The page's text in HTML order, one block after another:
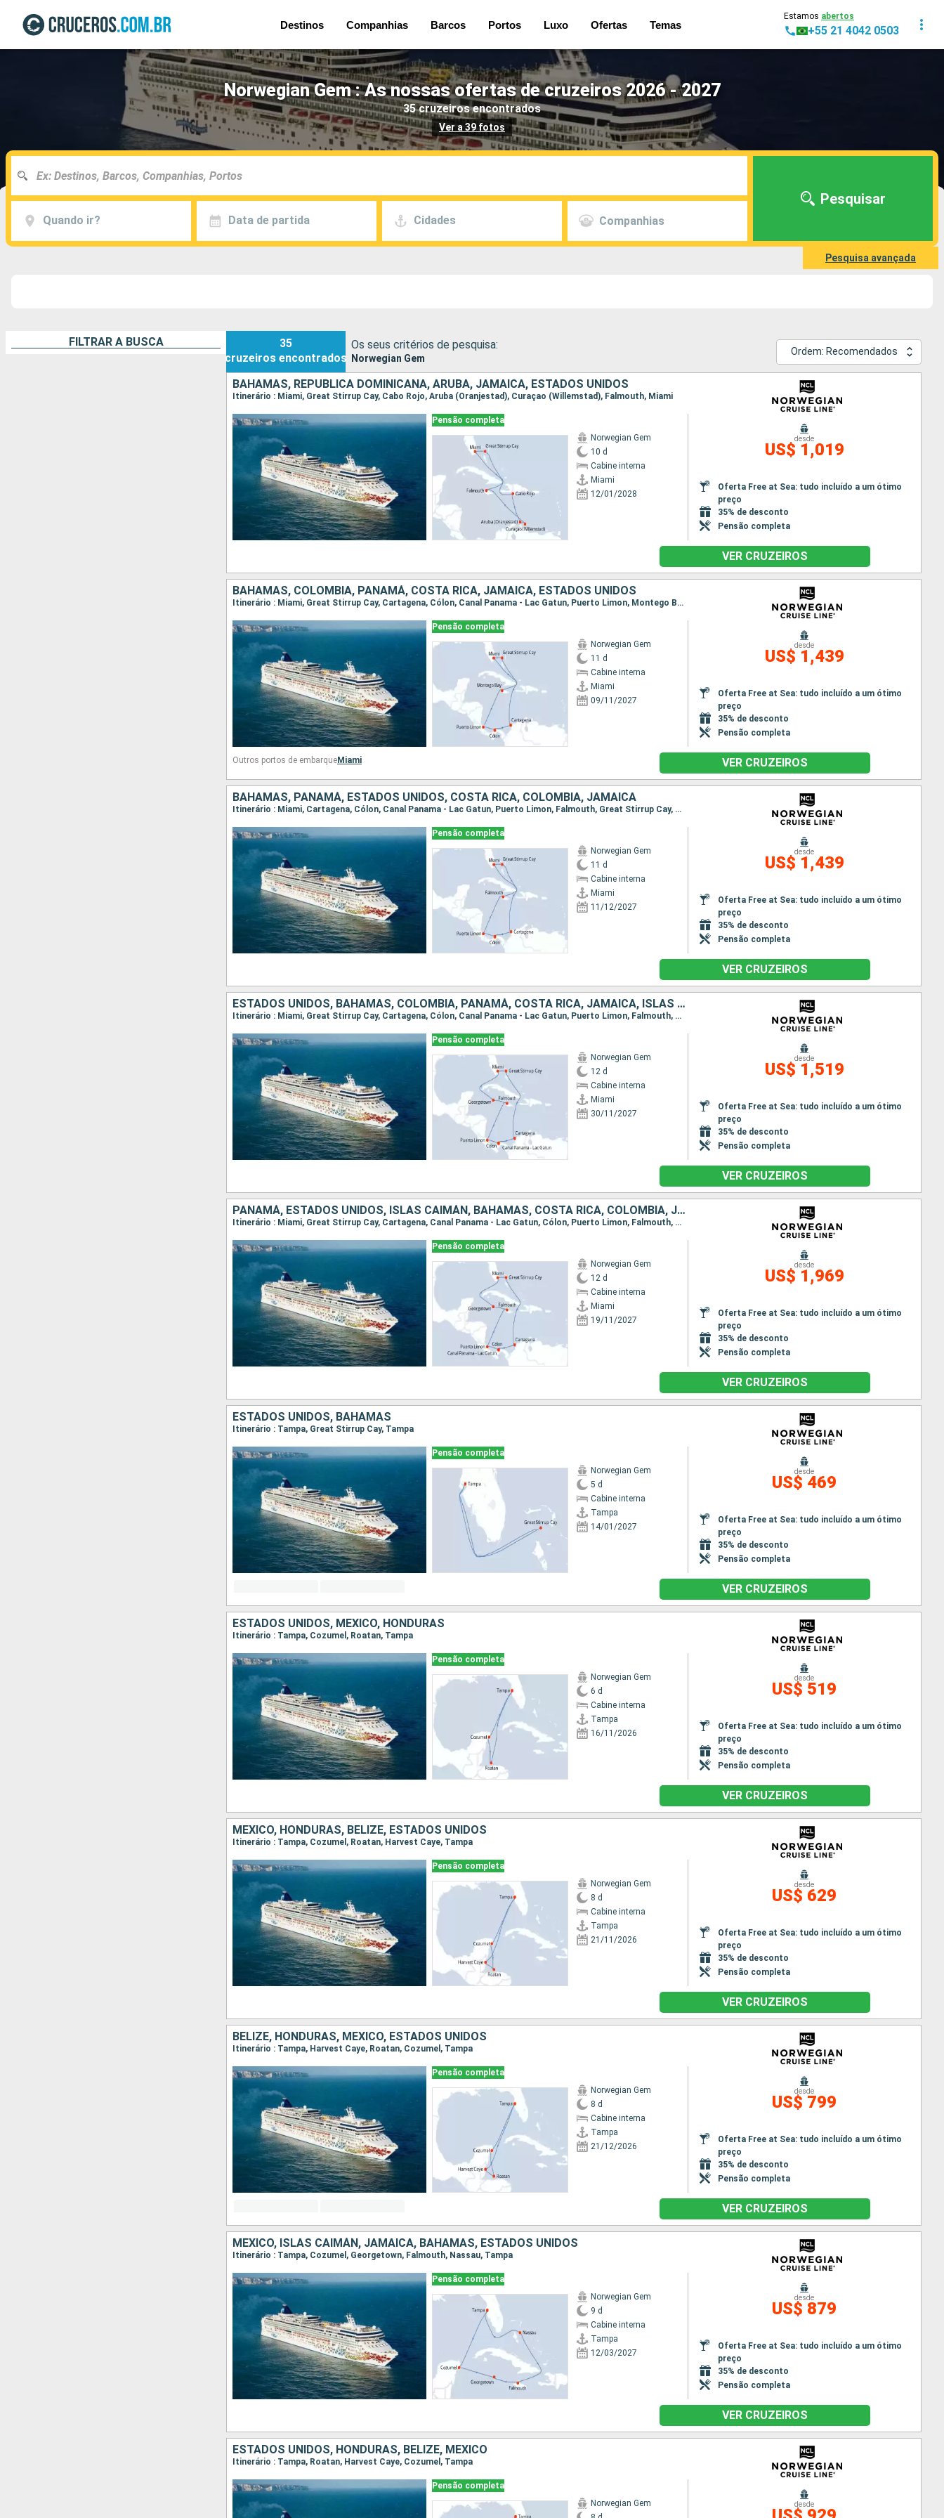
Destinos Companhias Barcos Portos Luxo Ofertas Temas
Estamos abertos
+55 21 4042 0503
Norwegian Gem : As nossas ofertas de cruzeiros 2026 - 2027
35 cruzeiros encontrados
Ver a 39 fotos
Quando ir? Data de partida Cidades Companhias
Pesquisar
Pesquisa avançada
FILTRAR A BUSCA
35
cruzeiros encontrados
Os seus critérios de pesquisa:
Norwegian Gem
Ordem: Recomendados
BAHAMAS, REPUBLICA DOMINICANA, ARUBA, JAMAICA, ESTADOS UNIDOS
Itinerário : Miami, Great Stirrup Cay, Cabo Rojo, Aruba (Oranjestad), Curaçao (Willemstad), Falmouth, Miami
Pensão completa
Norwegian Gem
10 d
Cabine interna
Miami
12/01/2028
desde
US$ 1,019
Oferta Free at Sea: tudo incluído a um ótimo
preço
35% de desconto
Pensão completa
VER CRUZEIROS
BAHAMAS, COLOMBIA, PANAMÁ, COSTA RICA, JAMAICA, ESTADOS UNIDOS
Itinerário : Miami, Great Stirrup Cay, Cartagena, Cólon, Canal Panama - Lac Gatun, Puerto Limon, Montego Bay, Miami
Pensão completa
Norwegian Gem
11 d
Cabine interna
Miami
09/11/2027
desde
US$ 1,439
Oferta Free at Sea: tudo incluído a um ótimo
preço
35% de desconto
Pensão completa
Outros portos de embarqueMiami VER CRUZEIROS
BAHAMAS, PANAMÁ, ESTADOS UNIDOS, COSTA RICA, COLOMBIA, JAMAICA
Itinerário : Miami, Cartagena, Cólon, Canal Panama - Lac Gatun, Puerto Limon, Falmouth, Great Stirrup Cay, Miami
Pensão completa
Norwegian Gem
11 d
Cabine interna
Miami
11/12/2027
desde
US$ 1,439
Oferta Free at Sea: tudo incluído a um ótimo
preço
35% de desconto
Pensão completa
VER CRUZEIROS
ESTADOS UNIDOS, BAHAMAS, COLOMBIA, PANAMÁ, COSTA RICA, JAMAICA, ISLAS CAIMÁN
Itinerário : Miami, Great Stirrup Cay, Cartagena, Cólon, Canal Panama - Lac Gatun, Puerto Limon, Falmouth, Georgetown, Miami
Pensão completa
Norwegian Gem
12 d
Cabine interna
Miami
30/11/2027
desde
US$ 1,519
Oferta Free at Sea: tudo incluído a um ótimo
preço
35% de desconto
Pensão completa
VER CRUZEIROS
PANAMÁ, ESTADOS UNIDOS, ISLAS CAIMÁN, BAHAMAS, COSTA RICA, COLOMBIA, JAMAICA
Itinerário : Miami, Great Stirrup Cay, Cartagena, Canal Panama - Lac Gatun, Cólon, Puerto Limon, Falmouth, Georgetown, Miami
Pensão completa
Norwegian Gem
12 d
Cabine interna
Miami
19/11/2027
desde
US$ 1,969
Oferta Free at Sea: tudo incluído a um ótimo
preço
35% de desconto
Pensão completa
VER CRUZEIROS
ESTADOS UNIDOS, BAHAMAS
Itinerário : Tampa, Great Stirrup Cay, Tampa
Pensão completa
Norwegian Gem
5 d
Cabine interna
Tampa
14/01/2027
desde
US$ 469
Oferta Free at Sea: tudo incluído a um ótimo
preço
35% de desconto
Pensão completa
VER CRUZEIROS
ESTADOS UNIDOS, MÉXICO, HONDURAS
Itinerário : Tampa, Cozumel, Roatan, Tampa
Pensão completa
Norwegian Gem
6 d
Cabine interna
Tampa
16/11/2026
desde
US$ 519
Oferta Free at Sea: tudo incluído a um ótimo
preço
35% de desconto
Pensão completa
VER CRUZEIROS
MÉXICO, HONDURAS, BELIZE, ESTADOS UNIDOS
Itinerário : Tampa, Cozumel, Roatan, Harvest Caye, Tampa
Pensão completa
Norwegian Gem
8 d
Cabine interna
Tampa
21/11/2026
desde
US$ 629
Oferta Free at Sea: tudo incluído a um ótimo
preço
35% de desconto
Pensão completa
VER CRUZEIROS
BELIZE, HONDURAS, MÉXICO, ESTADOS UNIDOS
Itinerário : Tampa, Harvest Caye, Roatan, Cozumel, Tampa
Pensão completa
Norwegian Gem
8 d
Cabine interna
Tampa
21/12/2026
desde
US$ 799
Oferta Free at Sea: tudo incluído a um ótimo
preço
35% de desconto
Pensão completa
VER CRUZEIROS
MÉXICO, ISLAS CAIMÁN, JAMAICA, BAHAMAS, ESTADOS UNIDOS
Itinerário : Tampa, Cozumel, Georgetown, Falmouth, Nassau, Tampa
Pensão completa
Norwegian Gem
9 d
Cabine interna
Tampa
12/03/2027
desde
US$ 879
Oferta Free at Sea: tudo incluído a um ótimo
preço
35% de desconto
Pensão completa
VER CRUZEIROS
ESTADOS UNIDOS, HONDURAS, BELIZE, MÉXICO
Itinerário : Tampa, Roatan, Harvest Caye, Cozumel, Tampa
Pensão completa
Norwegian Gem
desde